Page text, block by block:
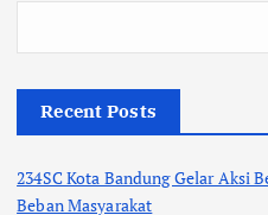
Recent Posts
234SC Kota Bandung Gelar Aksi
Beban Masyarakat